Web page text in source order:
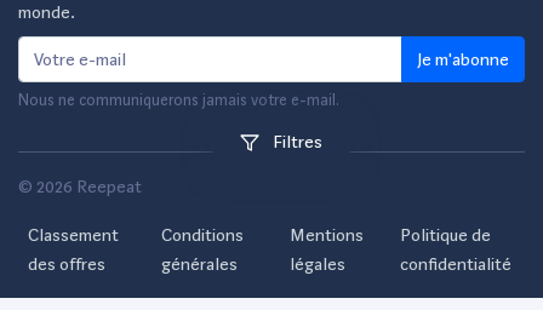
Filtres
monde.
Je m'abonne
Nous ne communiquerons jamais votre e-mail.
© 2026 Reepeat
Classement
des offres
Conditions
générales
Mentions
légales
Politique de
confidentialité